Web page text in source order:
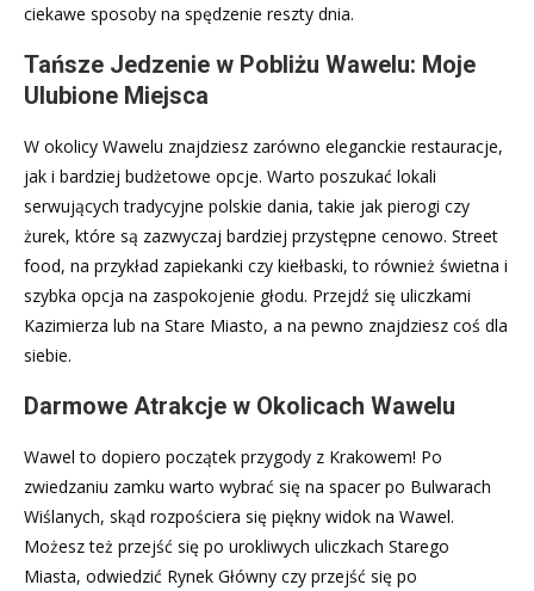
ciekawe sposoby na spędzenie reszty dnia.
Tańsze Jedzenie w Pobliżu Wawelu: Moje
Ulubione Miejsca
W okolicy Wawelu znajdziesz zarówno eleganckie restauracje,
jak i bardziej budżetowe opcje. Warto poszukać lokali
serwujących tradycyjne polskie dania, takie jak pierogi czy
żurek, które są zazwyczaj bardziej przystępne cenowo. Street
food, na przykład zapiekanki czy kiełbaski, to również świetna i
szybka opcja na zaspokojenie głodu. Przejdź się uliczkami
Kazimierza lub na Stare Miasto, a na pewno znajdziesz coś dla
siebie.
Darmowe Atrakcje w Okolicach Wawelu
Wawel to dopiero początek przygody z Krakowem! Po
zwiedzaniu zamku warto wybrać się na spacer po Bulwarach
Wiślanych, skąd rozpościera się piękny widok na Wawel.
Możesz też przejść się po urokliwych uliczkach Starego
Miasta, odwiedzić Rynek Główny czy przejść się po